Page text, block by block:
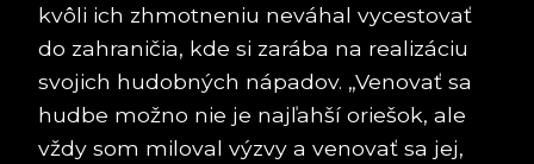
kvôli ich zhmotneniu neváhal vycestovať
do zahraničia, kde si zarába na realizáciu
svojich hudobných nápadov. „Venovať sa
hudbe možno nie je najľahší oriešok, ale
vždy som miloval výzvy a venovať sa jej,